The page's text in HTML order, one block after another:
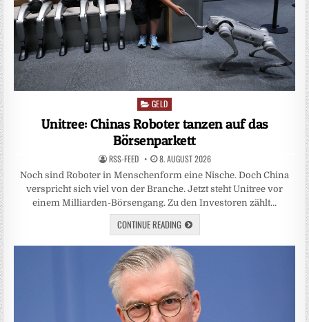
Posted
in
GELD
Unitree: Chinas Roboter tanzen auf das
Börsenparkett
RSS-FEED 8. AUGUST 2026
Noch sind Roboter in Menschenform eine Nische. Doch China
verspricht sich viel von der Branche. Jetzt steht Unitree vor
einem Milliarden-Börsengang. Zu den Investoren zählt…
CONTINUE READING